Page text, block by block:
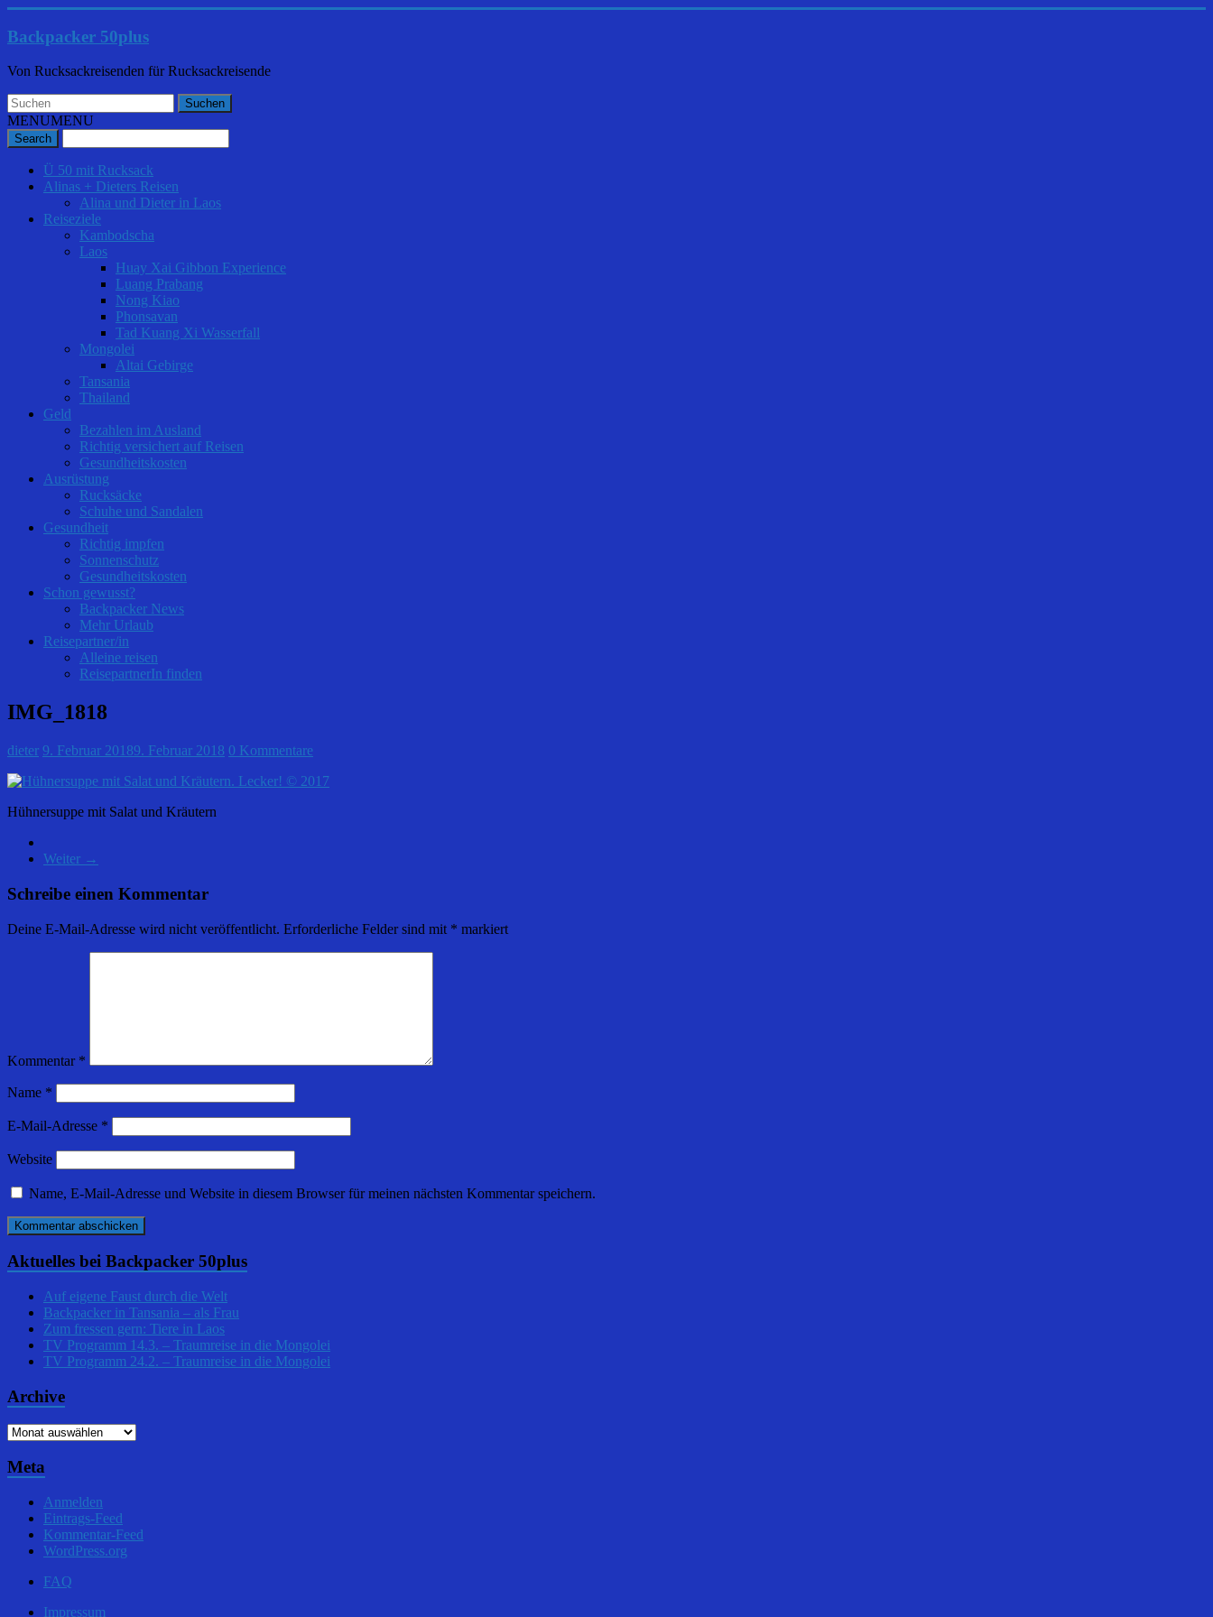
Backpacker 50plus
Von Rucksackreisenden für Rucksackreisende
MENUMENU
Ü 50 mit Rucksack
Alinas + Dieters Reisen
Alina und Dieter in Laos
Reiseziele
Kambodscha
Laos
Huay Xai Gibbon Experience
Luang Prabang
Nong Kiao
Phonsavan
Tad Kuang Xi Wasserfall
Mongolei
Altai Gebirge
Tansania
Thailand
Geld
Bezahlen im Ausland
Richtig versichert auf Reisen
Gesundheitskosten
Ausrüstung
Rucksäcke
Schuhe und Sandalen
Gesundheit
Richtig impfen
Sonnenschutz
Gesundheitskosten
Schon gewusst?
Backpacker News
Mehr Urlaub
Reisepartner/in
Alleine reisen
ReisepartnerIn finden
IMG_1818
dieter 9. Februar 20189. Februar 2018 0 Kommentare
Hühnersuppe mit Salat und Kräutern
Weiter →
Schreibe einen Kommentar
Deine E-Mail-Adresse wird nicht veröffentlicht. Erforderliche Felder sind mit * markiert
Kommentar *
Name *
E-Mail-Adresse *
Website
Name, E-Mail-Adresse und Website in diesem Browser für meinen nächsten Kommentar speichern.
Aktuelles bei Backpacker 50plus
Auf eigene Faust durch die Welt
Backpacker in Tansania – als Frau
Zum fressen gern: Tiere in Laos
TV Programm 14.3. – Traumreise in die Mongolei
TV Programm 24.2. – Traumreise in die Mongolei
Archive
Archive
Meta
Anmelden
Eintrags-Feed
Kommentar-Feed
WordPress.org
FAQ
Impressum